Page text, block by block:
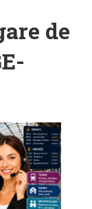
de